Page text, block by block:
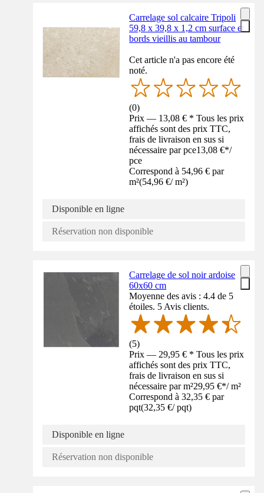
Carrelage sol calcaire Tripoli
59,8 x 39,8 x 1,2 cm surface et
bords vieillis au tambour
Cet article n'a pas encore été
noté.
(0)
Prix — 13,08 € * Tous les prix
affichés sont des prix TTC,
frais de livraison en sus si
nécessaire par pce13,08 €*/
pce
Correspond à 54,96 € par
m²(54,96 €/ m²)
Disponible en ligne
Réservation non disponible
Carrelage de sol noir ardoise
60x60 cm
Moyenne des avis : 4.4 de 5
étoiles. 5 Avis clients.
(5)
Prix — 29,95 € * Tous les prix
affichés sont des prix TTC,
frais de livraison en sus si
nécessaire par m²29,95 €*/ m²
Correspond à 32,35 € par
pqt(32,35 €/ pqt)
Disponible en ligne
Réservation non disponible